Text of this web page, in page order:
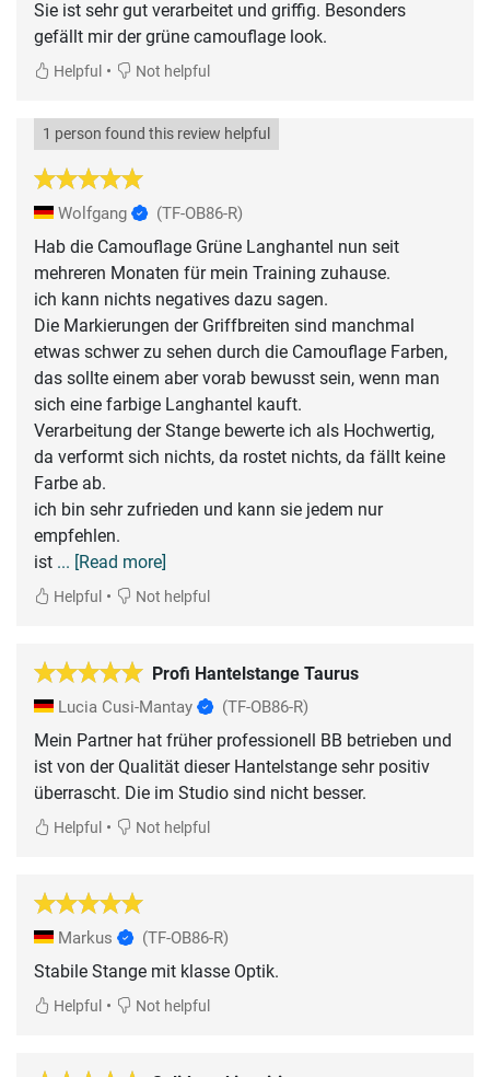
Sie ist sehr gut verarbeitet und griffig. Besonders
gefällt mir der grüne camouflage look.
Helpful • Not helpful
1 person found this review helpful
Wolfgang (TF-OB86-R)
Hab die Camouflage Grüne Langhantel nun seit
mehreren Monaten für mein Training zuhause.
ich kann nichts negatives dazu sagen.
Die Markierungen der Griffbreiten sind manchmal
etwas schwer zu sehen durch die Camouflage Farben,
das sollte einem aber vorab bewusst sein, wenn man
sich eine farbige Langhantel kauft.
Verarbeitung der Stange bewerte ich als Hochwertig,
da verformt sich nichts, da rostet nichts, da fällt keine
Farbe ab.
ich bin sehr zufrieden und kann sie jedem nur
empfehlen.
ist ... [Read more]
Helpful • Not helpful
Profi Hantelstange Taurus
Lucia Cusi-Mantay (TF-OB86-R)
Mein Partner hat früher professionell BB betrieben und
ist von der Qualität dieser Hantelstange sehr positiv
überrascht. Die im Studio sind nicht besser.
Helpful • Not helpful
Markus (TF-OB86-R)
Stabile Stange mit klasse Optik.
Helpful • Not helpful